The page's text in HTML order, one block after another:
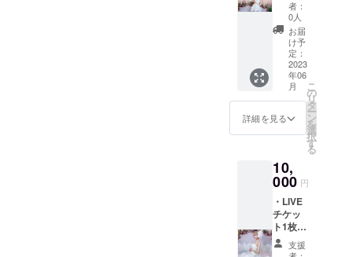
権利(都
内某
所、7月
頃予
定。※在
庫数の
設定な
〇)orLI
VE動画
(1週間
アーカ
イブ付
き) ・
メッ
セージ
カード
・サイ
チェキ
・LINE
オープ
ン
チャッ
トご招
待 ・
ファン
者：
0人
お届
け予
定：
2023
年06
月
詳細を見る
こ
の
リ
タ
ー
ン
を
選
択
す
る
10,
000 円
・LIVE
チケッ
ト1枚
(LIVE不
参加で
支援